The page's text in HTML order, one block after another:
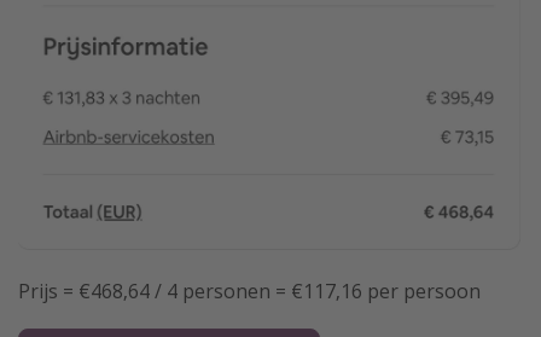
Prijs = €468,64 / 4 personen = €117,16 per persoon